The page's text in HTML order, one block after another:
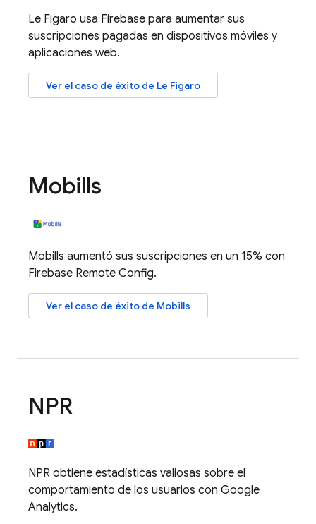
Le Figaro usa Firebase para aumentar sus
suscripciones pagadas en dispositivos móviles y
aplicaciones web.
Ver el caso de éxito de Le Figaro
Mobills
Mobills aumentó sus suscripciones en un 15% con
Firebase Remote Config.
Ver el caso de éxito de Mobills
NPR
NPR obtiene estadísticas valiosas sobre el
comportamiento de los usuarios con Google
Analytics.